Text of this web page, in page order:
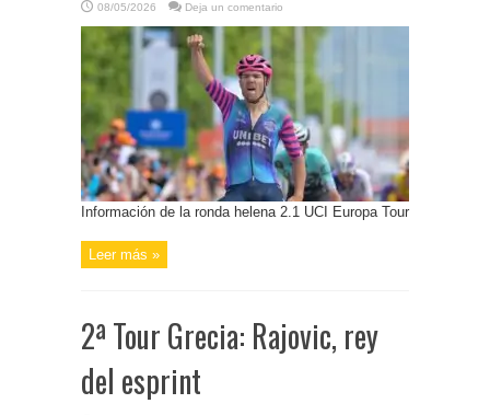
08/05/2026 Deja un comentario
Información de la ronda helena 2.1 UCI Europa Tour
Leer más »
2ª Tour Grecia: Rajovic, rey
del esprint